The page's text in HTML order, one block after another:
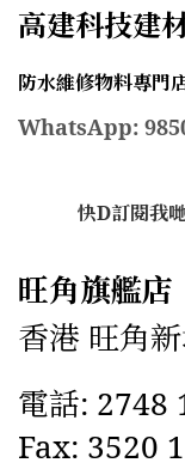
高建科技建
防水維修
WhatsApp:
快D訂閱我
旺角旗艦店
香港 旺角
電話: 2748
Fax: 3520